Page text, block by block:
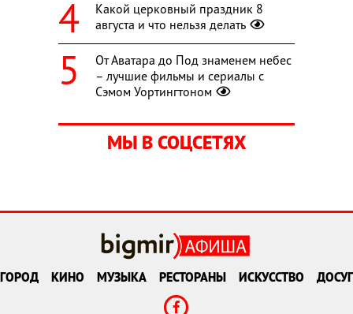
Какой церковный праздник 8
августа и что нельзя делать
От Аватара до Под знаменем небес
– лучшие фильмы и сериалы с
Сэмом Уортингтоном
МЫ В СОЦСЕТЯХ
ГОРОД КИНО МУЗЫКА РЕСТОРАНЫ ИСКУССТВО ДОСУГ